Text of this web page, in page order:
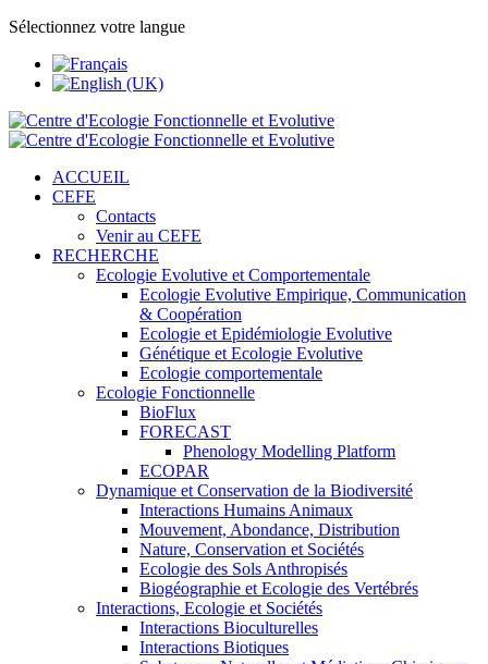
Sélectionnez votre langue
ACCUEIL
CEFE
Contacts
Venir au CEFE
RECHERCHE
Ecologie Evolutive et Comportementale
Ecologie Evolutive Empirique, Communication
& Coopération
Ecologie et Epidémiologie Evolutive
Génétique et Ecologie Evolutive
Ecologie comportementale
Ecologie Fonctionnelle
BioFlux
FORECAST
Phenology Modelling Platform
ECOPAR
Dynamique et Conservation de la Biodiversité
Interactions Humains Animaux
Mouvement, Abondance, Distribution
Nature, Conservation et Sociétés
Ecologie des Sols Anthropisés
Biogéographie et Ecologie des Vertébrés
Interactions, Ecologie et Sociétés
Interactions Bioculturelles
Interactions Biotiques